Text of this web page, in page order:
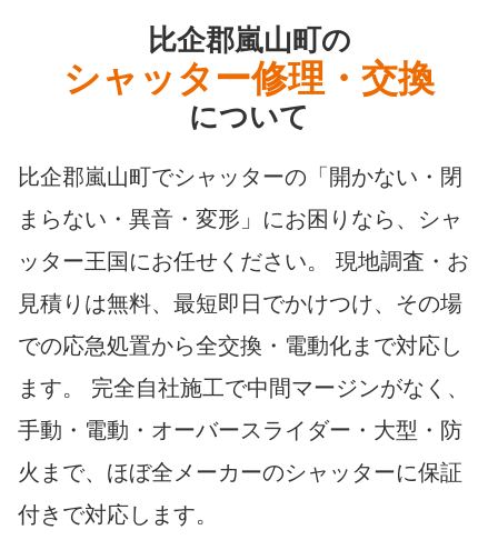
比企郡嵐山町の
シャッター修理・交換
について
比企郡嵐山町でシャッターの「開かない・閉
まらない・異音・変形」にお困りなら、シャ
ッター王国にお任せください。 現地調査・お
見積りは無料、最短即日でかけつけ、その場
での応急処置から全交換・電動化まで対応し
ます。 完全自社施工で中間マージンがなく、
手動・電動・オーバースライダー・大型・防
火まで、ほぼ全メーカーのシャッターに保証
付きで対応します。